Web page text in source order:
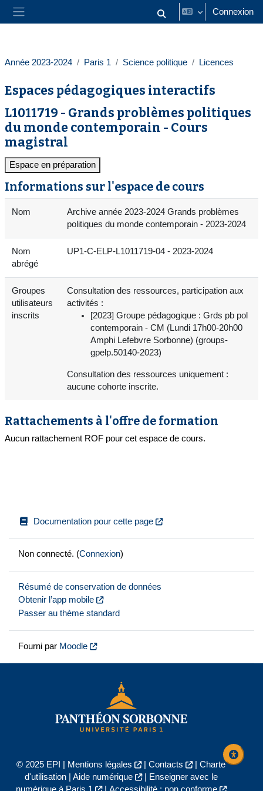
Passer au contenu principal
Panneau latéral Activer/désactiver la saisie
Connexion
Année 2023-2024 Paris 1 Science politique Licences
Espaces pédagogiques interactifs
L1011719 - Grands problèmes politiques
du monde contemporain - Cours
magistral
Espace en préparation
Informations sur l'espace de cours
Nom
Archive année 2023-2024 Grands problèmes
politiques du monde contemporain - 2023-2024
Nom
abrégé
UP1-C-ELP-L1011719-04 - 2023-2024
Groupes
utilisateurs
inscrits
Consultation des ressources, participation aux
activités :
[2023] Groupe pédagogique : Grds pb pol
contemporain - CM (Lundi 17h00-20h00
Amphi Lefebvre Sorbonne) (groups-
gpelp.50140-2023)
Consultation des ressources uniquement :
aucune cohorte inscrite.
Rattachements à l'offre de formation
Aucun rattachement ROF pour cet espace de cours.
Documentation pour cette page
Non connecté. (Connexion)
Résumé de conservation de données
Obtenir l’app mobile
Passer au thème standard
Fourni par Moodle
© 2025 EPI | Mentions légales | Contacts | Charte
d'utilisation| Aide numérique |
Enseigner avec le